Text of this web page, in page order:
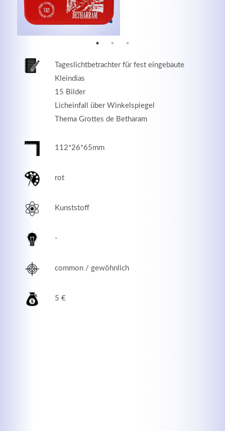
Tageslichtbetrachter für fest eingebaute
Kleindias
15 Bilder
Licheinfall über Winkelspiegel
Thema Grottes de Betharam
112*26*65mm
rot
Kunststoff
-
common / gewöhnlich
5 €
Lorem ipsum dolor sit amet, consectetuer adipiscing